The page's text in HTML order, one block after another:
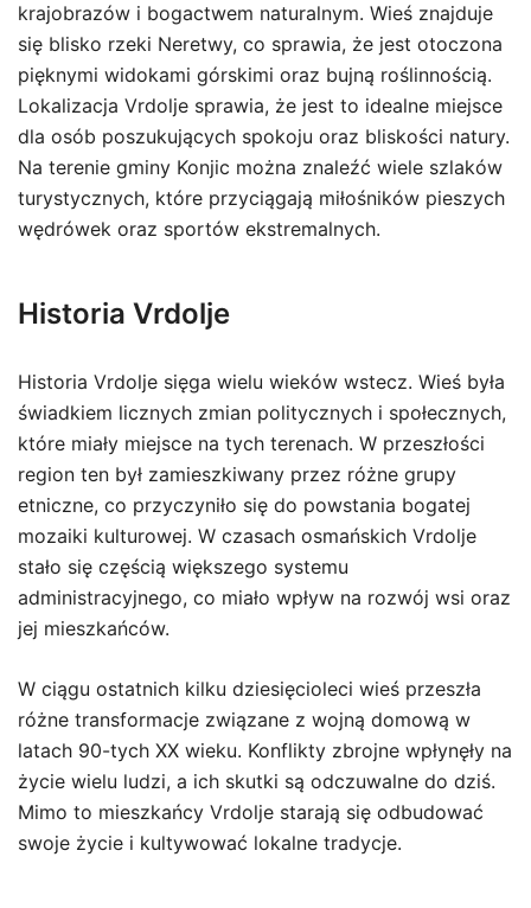
krajobrazów i bogactwem naturalnym. Wieś znajduje
się blisko rzeki Neretwy, co sprawia, że jest otoczona
pięknymi widokami górskimi oraz bujną roślinnością.
Lokalizacja Vrdolje sprawia, że jest to idealne miejsce
dla osób poszukujących spokoju oraz bliskości natury.
Na terenie gminy Konjic można znaleźć wiele szlaków
turystycznych, które przyciągają miłośników pieszych
wędrówek oraz sportów ekstremalnych.
Historia Vrdolje
Historia Vrdolje sięga wielu wieków wstecz. Wieś była
świadkiem licznych zmian politycznych i społecznych,
które miały miejsce na tych terenach. W przeszłości
region ten był zamieszkiwany przez różne grupy
etniczne, co przyczyniło się do powstania bogatej
mozaiki kulturowej. W czasach osmańskich Vrdolje
stało się częścią większego systemu
administracyjnego, co miało wpływ na rozwój wsi oraz
jej mieszkańców.
W ciągu ostatnich kilku dziesięcioleci wieś przeszła
różne transformacje związane z wojną domową w
latach 90-tych XX wieku. Konflikty zbrojne wpłynęły na
życie wielu ludzi, a ich skutki są odczuwalne do dziś.
Mimo to mieszkańcy Vrdolje starają się odbudować
swoje życie i kultywować lokalne tradycje.